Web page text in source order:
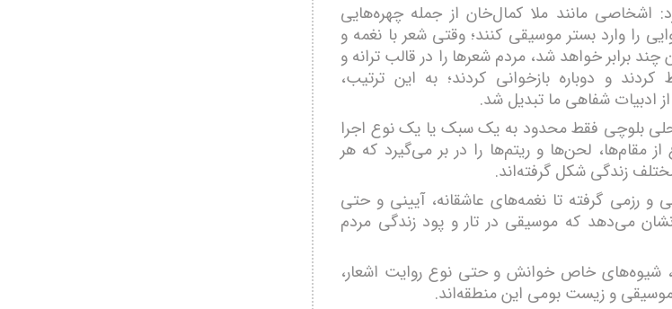
اشخاصی مانند ملا کمال‌خان از جمله چهره‌هایی
را وارد بستر موسیقی کنند؛ وقتی شعر با نغمه و
برابر خواهد شد، مردم شعرها را در قالب ترانه و
و دوباره بازخوانی کردند؛ به این ترتیب،
ادبیات شفاهی ما تبدیل شد.
بلوچی فقط محدود به یک سبک یا یک نوع اجرا
مقام‌ها، لحن‌ها و ریتم‌ها را در بر می‌گیرد که هر
زندگی شکل گرفته‌اند.
و رزمی گرفته تا نغمه‌های عاشقانه، آیینی و حتی
می‌دهد که موسیقی در تار و پود زندگی مردم
شیوه‌های خاص خوانش و حتی نوع روایت اشعار،
و زیست بومی این منطقه‌اند.